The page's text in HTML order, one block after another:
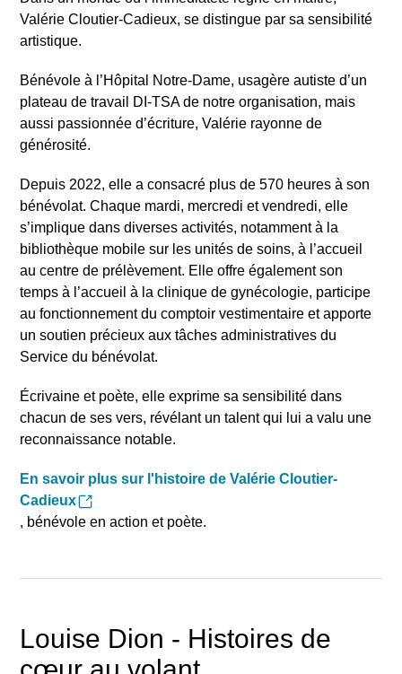
Rechercher
Valérie Cloutier-Cadieux, se distingue par sa sensibilité
artistique.
Bénévole à l’Hôpital Notre-Dame, usagère autiste d’un
plateau de travail DI-TSA de notre organisation, mais
aussi passionnée d’écriture, Valérie rayonne de
générosité.
Depuis 2022, elle a consacré plus de 570 heures à son
bénévolat. Chaque mardi, mercredi et vendredi, elle
s’implique dans diverses activités, notamment à la
bibliothèque mobile sur les unités de soins, à l’accueil
au centre de prélèvement. Elle offre également son
temps à l’accueil à la clinique de gynécologie, participe
au fonctionnement du comptoir vestimentaire et apporte
un soutien précieux aux tâches administratives du
Service du bénévolat.
Écrivaine et poète, elle exprime sa sensibilité dans
chacun de ses vers, révélant un talent qui lui a valu une
reconnaissance notable.
En savoir plus sur l'histoire de Valérie Cloutier-
Cadieux
, bénévole en action et poète.
Louise Dion - Histoires de